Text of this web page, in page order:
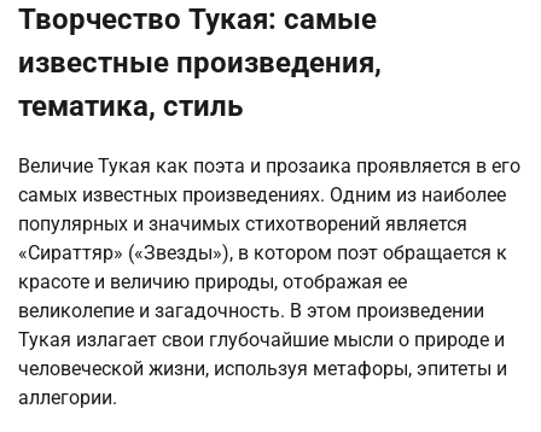
Творчество Тукая: самые
известные произведения,
тематика, стиль
Величие Тукая как поэта и прозаика проявляется в его
самых известных произведениях. Одним из наиболее
популярных и значимых стихотворений является
«Сираттяр» («Звезды»), в котором поэт обращается к
красоте и величию природы, отображая ее
великолепие и загадочность. В этом произведении
Тукая излагает свои глубочайшие мысли о природе и
человеческой жизни, используя метафоры, эпитеты и
аллегории.